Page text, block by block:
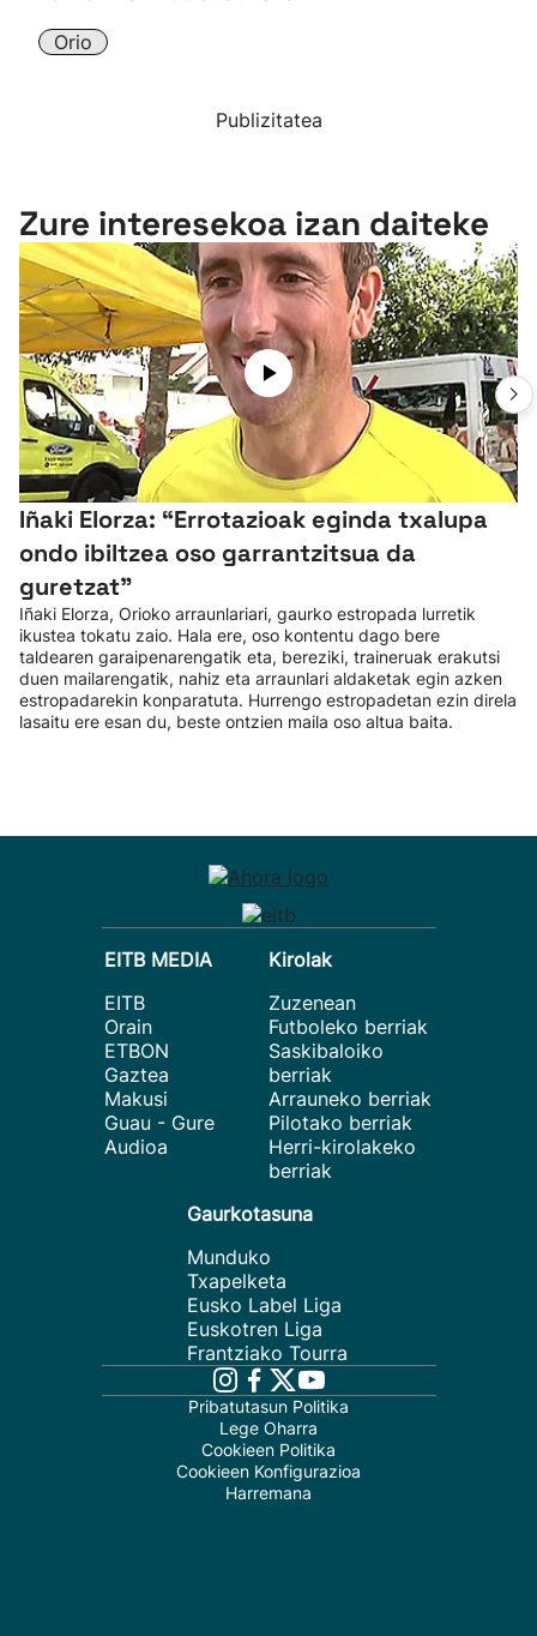
Orio
Publizitatea
Zure interesekoa izan daiteke
Iñaki Elorza: “Errotazioak eginda txalupa
ondo ibiltzea oso garrantzitsua da
guretzat”
Iñaki Elorza, Orioko arraunlariari, gaurko estropada lurretik
ikustea tokatu zaio. Hala ere, oso kontentu dago bere
taldearen garaipenarengatik eta, bereziki, traineruak erakutsi
duen mailarengatik, nahiz eta arraunlari aldaketak egin azken
estropadarekin konparatuta. Hurrengo estropadetan ezin direla
lasaitu ere esan du, beste ontzien maila oso altua baita.
EITB MEDIA
EITB
Orain
ETBON
Gaztea
Makusi
Guau - Gure
Audioa
Kirolak
Zuzenean
Futboleko berriak
Saskibaloiko
berriak
Arrauneko berriak
Pilotako berriak
Herri-kirolakeko
berriak
Gaurkotasuna
Munduko
Txapelketa
Eusko Label Liga
Euskotren Liga
Frantziako Tourra
Pribatutasun Politika
Lege Oharra
Cookieen Politika
Cookieen Konfigurazioa
Harremana